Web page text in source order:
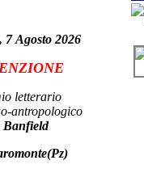
7 Agosto 2026
letterario
antropologico
Banfield